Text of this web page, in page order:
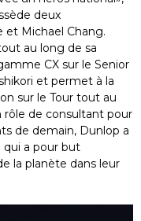
deux
et Michael Chang.
au long de sa
CX sur le Senior
et permet à la
sur le Tour tout au
rôle de consultant pour
de demain, Dunlop a
qui a pour but
la planète dans leur